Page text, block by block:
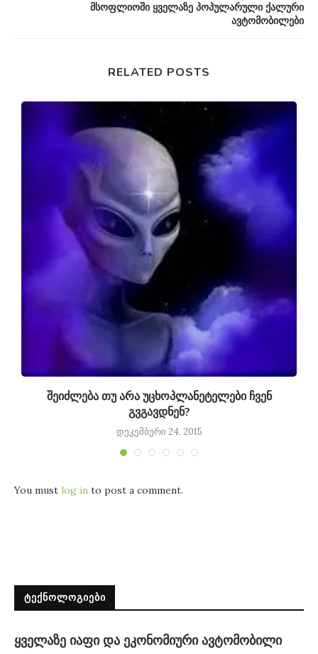
მსოფლიოში ყველაზე პოპულარული ქალური
ავტომობილები
RELATED POSTS
შეიძლება თუ არა უცხოპლანეტელები ჩვენ
გვგავდნენ?
დეკემბერი 24, 2015
You must log in to post a comment.
ᲢᲔᲥᲜᲝᲚᲝᲒᲘᲔᲑᲘ
ყველაზე იაფი და ეკონომიური ავტომობილი